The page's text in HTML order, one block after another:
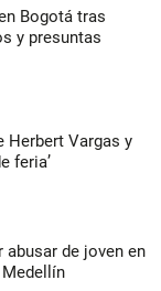
Bogotá tras
y presuntas
Herbert Vargas y
feria’
abusar de joven en